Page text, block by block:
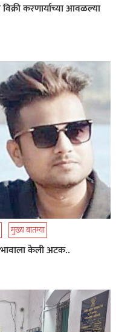
करणार्याच्या आवळल्या
मुख्य बातम्या
केली अटक..